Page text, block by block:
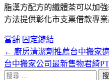
脂漢方配方的纖體茶可以加
方法提供彰化市支票借款專
當舖 固定鏈結
文
章
← 廚房清潔劑推薦台中搬家
台中搬家公司最新售物君綺
搜